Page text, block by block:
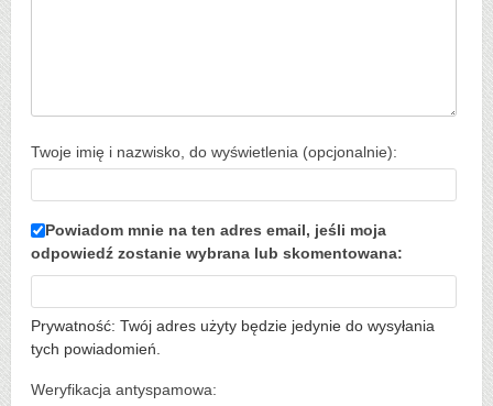
Twoje imię i nazwisko, do wyświetlenia (opcjonalnie):
Powiadom mnie na ten adres email, jeśli moja
odpowiedź zostanie wybrana lub skomentowana:
Prywatność: Twój adres użyty będzie jedynie do wysyłania
tych powiadomień.
Weryfikacja antyspamowa: